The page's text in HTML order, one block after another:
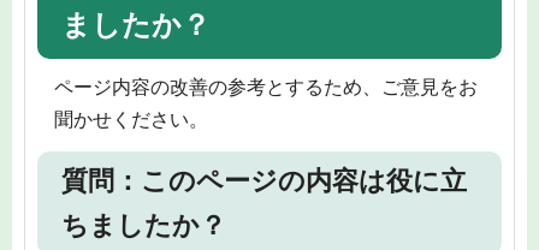
ましたか？
ページ内容の改善の参考とするため、ご意見をお
聞かせください。
質問：このページの内容は役に立
ちましたか？